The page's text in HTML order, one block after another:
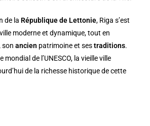
de la République de Lettonie, Riga s’est
moderne et dynamique, tout en
sonancien patrimoine et sestraditions.
de l’UNESCO, la vieille ville
de la richesse historique de cette